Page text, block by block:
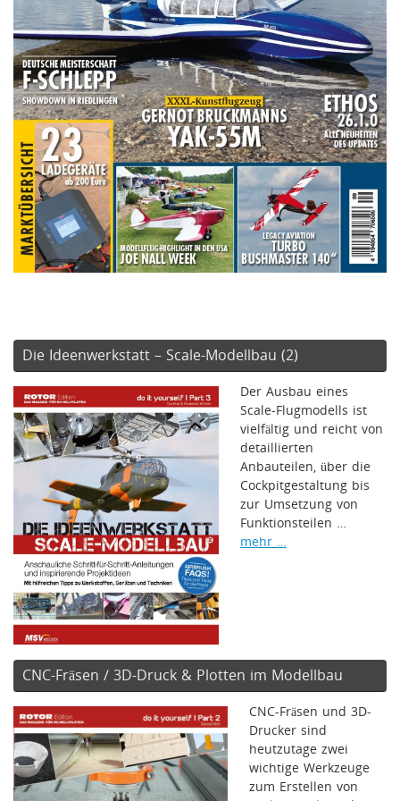
Die Ideenwerkstatt – Scale-Modellbau (2)
Der Ausbau eines
Scale-Flugmodells ist
vielfältig und reicht von
detaillierten
Anbauteilen, über die
Cockpitgestaltung bis
zur Umsetzung von
Funktionsteilen …
mehr …
CNC-Fräsen / 3D-Druck & Plotten im Modellbau
CNC-Fräsen und 3D-
Drucker sind
heutzutage zwei
wichtige Werkzeuge
zum Erstellen von